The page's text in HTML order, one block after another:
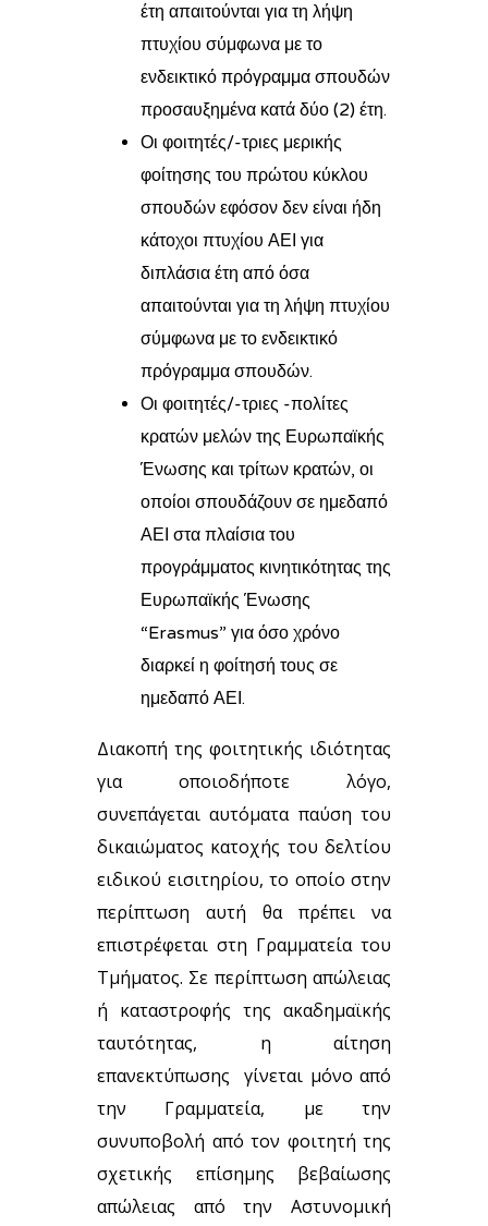
έτη απαιτούνται για τη λήψη
πτυχίου σύμφωνα με το
ενδεικτικό πρόγραμμα σπουδών
προσαυξημένα κατά δύο (2) έτη.
Οι φοιτητές/-τριες μερικής
φοίτησης του πρώτου κύκλου
σπουδών εφόσον δεν είναι ήδη
κάτοχοι πτυχίου ΑΕΙ για
διπλάσια έτη από όσα
απαιτούνται για τη λήψη πτυχίου
σύμφωνα με το ενδεικτικό
πρόγραμμα σπουδών.
Οι φοιτητές/-τριες -πολίτες
κρατών μελών της Ευρωπαϊκής
Ένωσης και τρίτων κρατών, οι
οποίοι σπουδάζουν σε ημεδαπό
ΑΕΙ στα πλαίσια του
προγράμματος κινητικότητας της
Ευρωπαϊκής Ένωσης
“Erasmus” για όσο χρόνο
διαρκεί η φοίτησή τους σε
ημεδαπό ΑΕΙ.
Διακοπή της φοιτητικής ιδιότητας
για οποιοδήποτε λόγο,
συνεπάγεται αυτόματα παύση του
δικαιώματος κατοχής του δελτίου
ειδικού εισιτηρίου, το οποίο στην
περίπτωση αυτή θα πρέπει να
επιστρέφεται στη Γραμματεία του
Τμήματος. Σε περίπτωση απώλειας
ή καταστροφής της ακαδημαϊκής
ταυτότητας, η αίτηση
επανεκτύπωσης γίνεται μόνο από
την Γραμματεία, με την
συνυποβολή από τον φοιτητή της
σχετικής επίσημης βεβαίωσης
απώλειας από την Αστυνομική